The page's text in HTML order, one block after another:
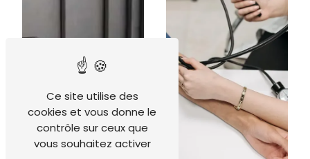
Ce site utilise des
cookies et vous donne le
contrôle sur ceux que
vous souhaitez activer